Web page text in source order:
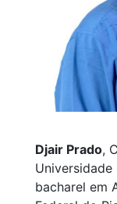
Djair Prado,
Universidade
bacharel em